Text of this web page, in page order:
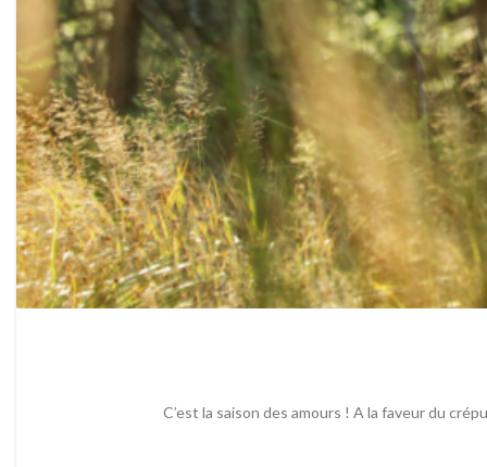
C’est la saison des amours ! A la faveur du